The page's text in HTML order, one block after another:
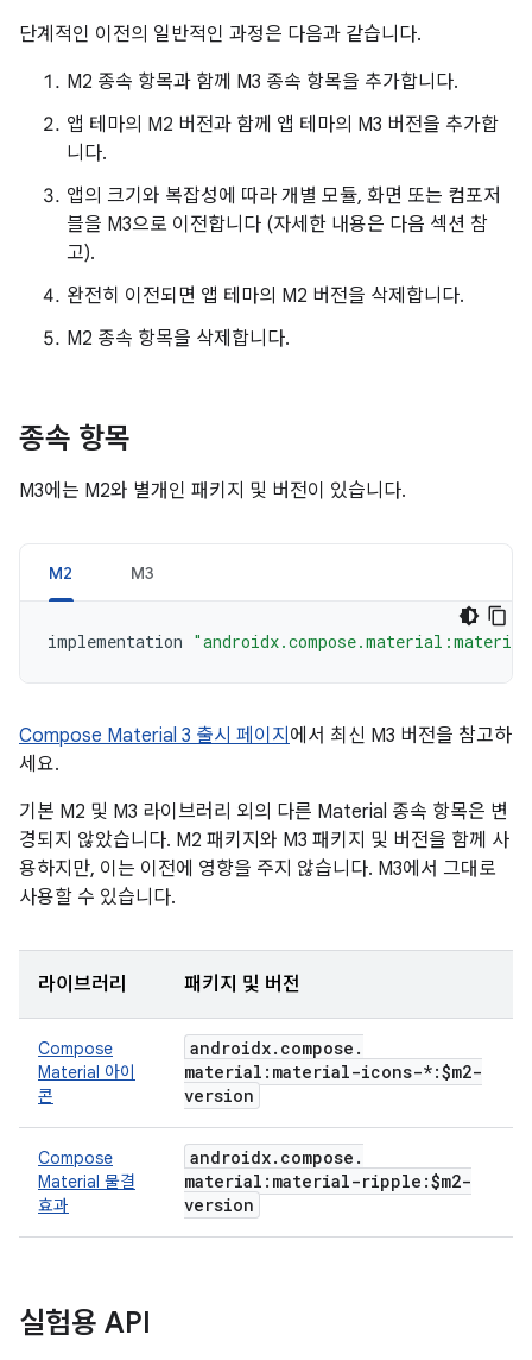
단계적인 이전의 일반적인 과정은 다음과 같습니다.
M2 종속 항목과 함께 M3 종속 항목을 추가합니다.
앱 테마의 M2 버전과 함께 앱 테마의 M3 버전을 추가합
니다.
앱의 크기와 복잡성에 따라 개별 모듈, 화면 또는 컴포저
블을 M3으로 이전합니다 (자세한 내용은 다음 섹션 참
고).
완전히 이전되면 앱 테마의 M2 버전을 삭제합니다.
M2 종속 항목을 삭제합니다.
종속 항목
M3에는 M2와 별개인 패키지 및 버전이 있습니다.
M2 M3
implementation
Compose Material 3 출시 페이지 에서 최신 M3 버전을 참고하
세요.
기본 M2 및 M3 라이브러리 외의 다른 Material 종속 항목은 변
경되지 않았습니다. M2 패키지와 M3 패키지 및 버전을 함께 사
용하지만, 이는 이전에 영향을 주지 않습니다. M3에서 그대로
사용할 수 있습니다.
라이브러리 패키지 및 버전
Compose
Material 아이
콘
androidx. compose .
material:material-icons-*:$m2-
version
Compose
Material 물결
효과
androidx. compose .
material:material-ripple:$m2-
version
실험용 API